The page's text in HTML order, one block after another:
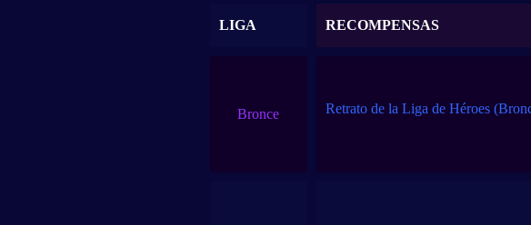
LIGA RECOMPENSAS
Bronce Retrato de la Liga de Héroes